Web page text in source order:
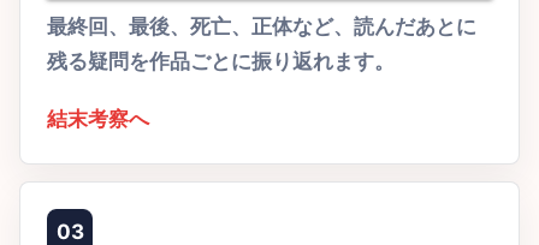
最終回、最後、死亡、正体など、読んだあとに
残る疑問を作品ごとに振り返れます。
結末考察へ
03